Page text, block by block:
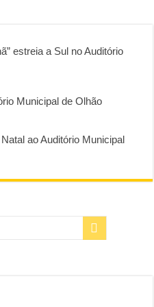
estreia a Sul no Auditório
Municipal de Olhão
ao Auditório Municipal